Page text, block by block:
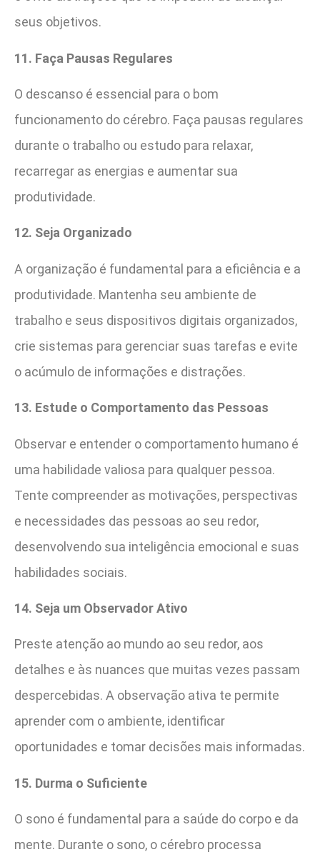
seus objetivos.
11. Faça Pausas Regulares
O descanso é essencial para o bom
funcionamento do cérebro. Faça pausas regulares
durante o trabalho ou estudo para relaxar,
recarregar as energias e aumentar sua
produtividade.
12. Seja Organizado
A organização é fundamental para a eficiência e a
produtividade. Mantenha seu ambiente de
trabalho e seus dispositivos digitais organizados,
crie sistemas para gerenciar suas tarefas e evite
o acúmulo de informações e distrações.
13. Estude o Comportamento das Pessoas
Observar e entender o comportamento humano é
uma habilidade valiosa para qualquer pessoa.
Tente compreender as motivações, perspectivas
e necessidades das pessoas ao seu redor,
desenvolvendo sua inteligência emocional e suas
habilidades sociais.
14. Seja um Observador Ativo
Preste atenção ao mundo ao seu redor, aos
detalhes e às nuances que muitas vezes passam
despercebidas. A observação ativa te permite
aprender com o ambiente, identificar
oportunidades e tomar decisões mais informadas.
15. Durma o Suficiente
O sono é fundamental para a saúde do corpo e da
mente. Durante o sono, o cérebro processa